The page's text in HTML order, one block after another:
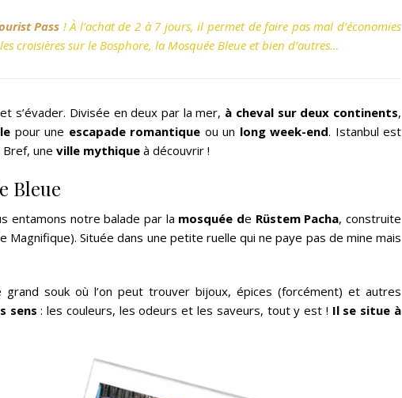
Pass ! À l’achat de 2 à 7 jours, il permet de faire pas mal d’économies
croisières sur le Bosphore, la Mosquée Bleue et bien d’autres…
s’évader. Divisée en deux par la mer, à cheval sur deux continents,
pour une escapade romantique ou un long week-end. Istanbul est
une ville mythique à découvrir !
Bleue
entamons notre balade par la mosquée de Rüstem Pacha, construite
Située dans une petite ruelle qui ne paye pas de mine mais
grand souk où l’on peut trouver bijoux, épices (forcément) et autres
sens : les couleurs, les odeurs et les saveurs, tout y est ! Il se situe à